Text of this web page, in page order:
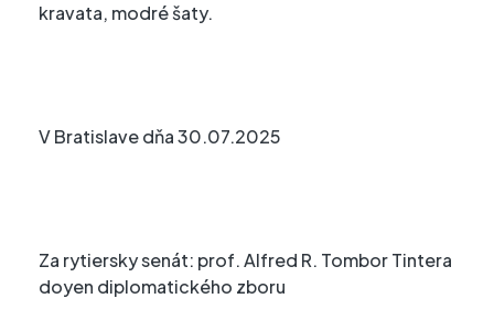
kravata, modré šaty.
V Bratislave dňa 30.07.2025
Za rytiersky senát: prof. Alfred R. Tombor Tintera
doyen diplomatického zboru